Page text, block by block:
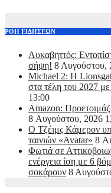
ΡΟΗ ΕΙΔΗΣΕΩΝ
Λυκαβηττός:
σήψη! 8 Αυγούστου,
Michael 2: Η
στα τέλη του 2027
13:00
Amazon:
8 Αυγούστου, 2026
Ο Τζέιμς Κάμερον
ταινιών «Avatar» 8
Φωτιά σε
ενέργεια ίση με 6
σοκάρουν 8